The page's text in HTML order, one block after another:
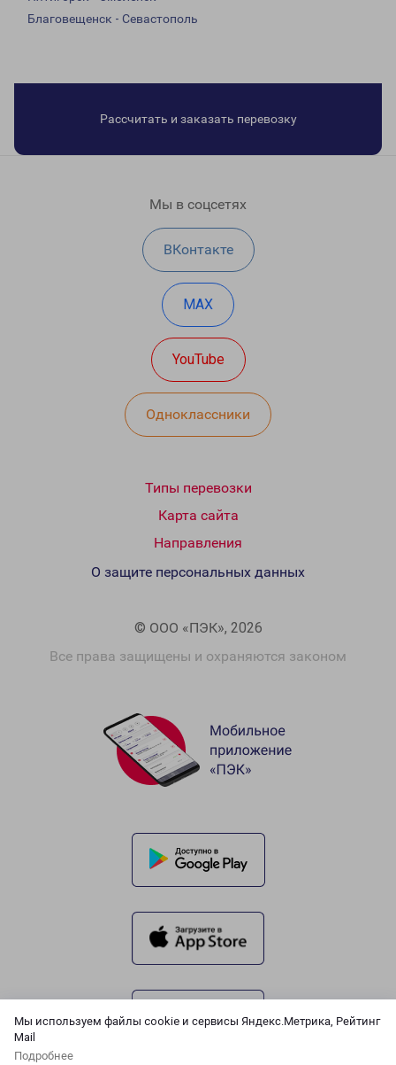
Мы используем файлы cookie и сервисы Яндекс.Метрика, Рейтинг
Mail
Подробнее
Благовещенск - Севастополь
Рассчитать и заказать перевозку
Мы в соцсетях
ВКонтакте
MAX
YouTube
Одноклассники
Типы перевозки
Карта сайта
Направления
© ООО «ПЭК», 2026
Все права защищены и охраняются законом
О защите персональных данных